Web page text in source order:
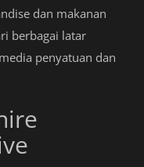
dan makanan
berbagai latar
penyatuan dan